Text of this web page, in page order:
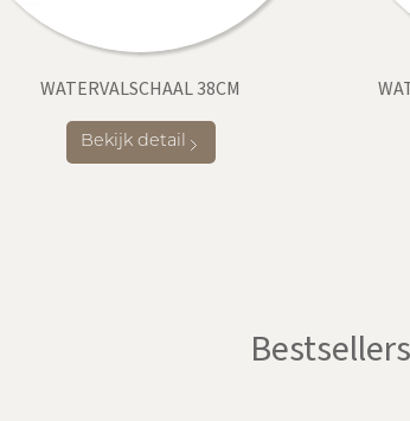
WATERVALSCHAAL 38CM
Bekijk detail
Bestsellers